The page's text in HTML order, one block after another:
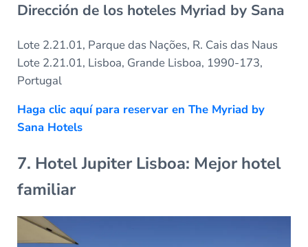
Dirección de los hoteles Myriad by Sana
Lote 2.21.01, Parque das Nações, R. Cais das Naus
Lote 2.21.01, Lisboa, Grande Lisboa, 1990-173,
Portugal
Haga clic aquí para reservar en The Myriad by
Sana Hotels
7. Hotel Jupiter Lisboa: Mejor hotel
familiar